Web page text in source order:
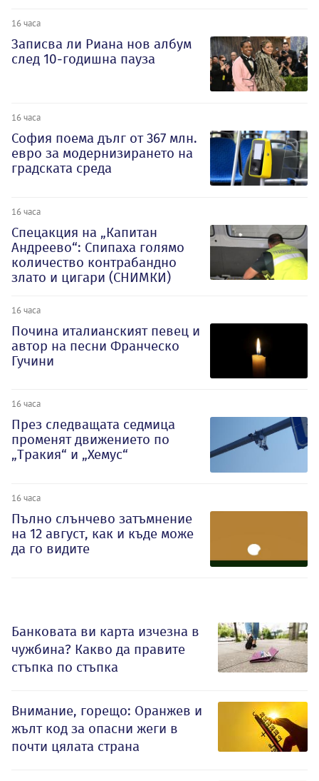
16 часа
Записва ли Риана нов албум
след 10-годишна пауза
16 часа
София поема дълг от 367 млн.
евро за модернизирането на
градската среда
16 часа
Спецакция на „Капитан
Андреево“: Спипаха голямо
количество контрабандно
злато и цигари (СНИМКИ)
16 часа
Почина италианският певец и
автор на песни Франческо
Гучини
16 часа
През следващата седмица
променят движението по
„Тракия“ и „Хемус“
16 часа
Пълно слънчево затъмнение
на 12 август, как и къде може
да го видите
Банковата ви карта изчезна в
чужбина? Какво да правите
стъпка по стъпка
Внимание, горещо: Оранжев и
жълт код за опасни жеги в
почти цялата страна